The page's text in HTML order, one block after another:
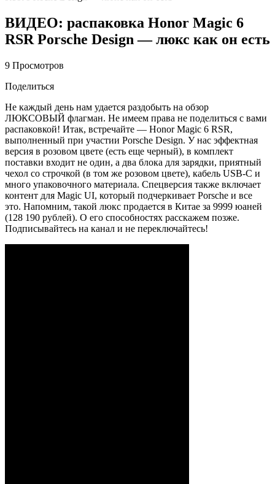
ВИДЕО: распаковка Honor Magic 6
RSR Porsche Design — люкс как он есть
9 Просмотров
Поделиться
Не каждый день нам удается раздобыть на обзор
ЛЮКСОВЫЙ флагман. Не имеем права не поделиться с вами
распаковкой! Итак, встречайте — Honor Magic 6 RSR,
выполненный при участии Porsche Design. У нас эффектная
версия в розовом цвете (есть еще черный), в комплект
поставки входит не один, а два блока для зарядки, приятный
чехол со строчкой (в том же розовом цвете), кабель USB-C и
много упаковочного материала. Спецверсия также включает
контент для Magic UI, который подчеркивает Porsche и все
это. Напомним, такой люкс продается в Китае за 9999 юаней
(128 190 рублей). О его способностях расскажем позже.
Подписывайтесь на канал и не переключайтесь!